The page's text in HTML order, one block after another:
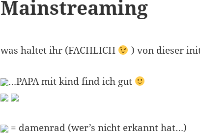
Mainstreaming
was haltet ihr (FACHLICH ) von dieser
…PAPA mit kind find ich gut
= damenrad (wer’s nicht erkannt hat…)